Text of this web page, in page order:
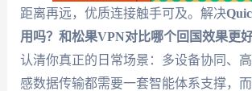
距离再远，优质连接触手可及。解决
用吗？和松果VPN对比哪个回国效果更好
认清你真正的日常场景：多设备协同、
感数据传输都需要一套智能体系支撑，